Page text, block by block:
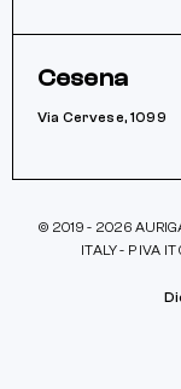
Cesena
Via Cervese, 1099
© 2019 - 2026
ITALY - P IVA